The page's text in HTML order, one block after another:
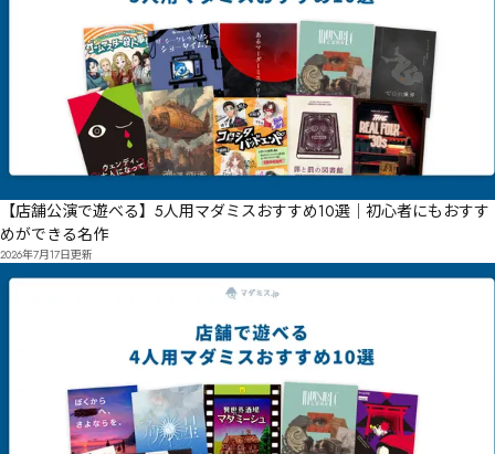
【店舗公演で遊べる】5人用マダミスおすすめ10選｜初心者にもおすす
めができる名作
2026年7月17日更新